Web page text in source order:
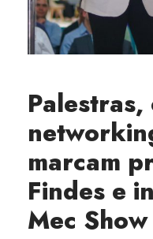
marcam
Findes e
Mec